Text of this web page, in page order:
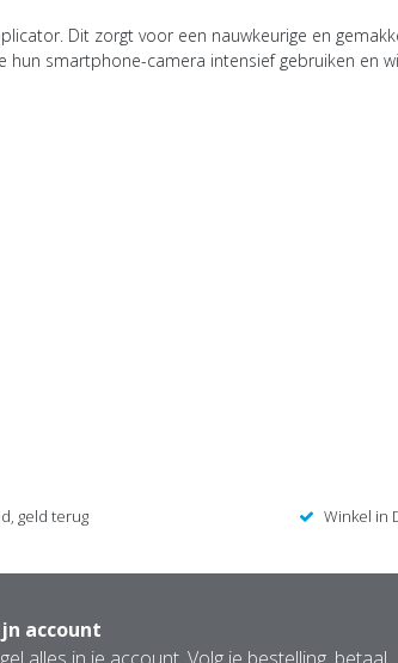
Dit zorgt voor een nauwkeurige en
smartphone-camera intensief gebruiken en
geld terug Winkel in
account
alles in je account. Volg je bestelling, betaal